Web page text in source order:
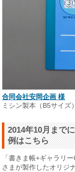
合同会社安岡企画 様
ミシン製本（B5サイズ）
2014年10月まで
例はこちら
「書きま帳+ギャラリ
さまが製作したオリジ